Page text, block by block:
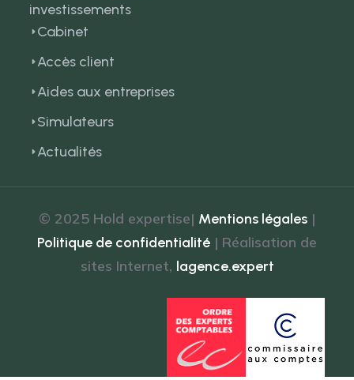
investissements
Cabinet
Accès client
Aides aux entreprises
Simulateurs
Actualités
© 2025 Hold expertise| Mentions légales |
Politique de confidentialité | Réalisation de
sites Internet, lagence.expert